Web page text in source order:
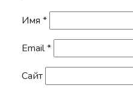
Имя *
Email*
Сайт